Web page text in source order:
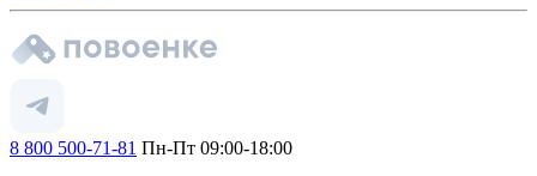
8 800 500-71-81 Пн-Пт 09:00-18:00